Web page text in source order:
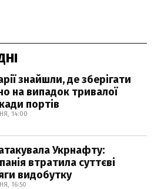
знайшли, де зберігати
на випадок тривалої
портів
14:00
Укрнафту:
втратила суттєві
видобутку
16:50